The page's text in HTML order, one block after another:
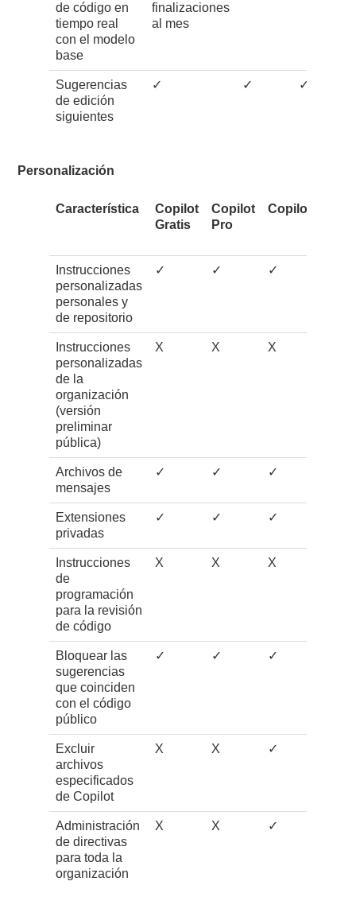
de código en
tiempo real
con el modelo
base
finalizaciones
al mes
Sugerencias
de edición
siguientes
✓ ✓ ✓
Personalización
Característica
Copilot
Gratis
Copilot
Pro
Copilot Pro+
Instrucciones
personalizadas
personales y
de repositorio
✓ ✓ ✓
Instrucciones
personalizadas
de la
organización
(versión
preliminar
pública)
X X X
Archivos de
mensajes
✓ ✓ ✓
Extensiones
privadas
✓ ✓ ✓
Instrucciones
de
programación
para la revisión
de código
X X X
Bloquear las
sugerencias
que coinciden
con el código
público
✓ ✓ ✓
Excluir
archivos
especificados
de Copilot
X X ✓
Administración
de directivas
para toda la
organización
X X ✓